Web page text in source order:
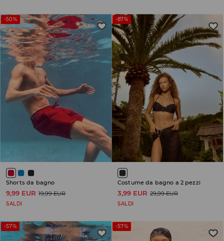
-50%
Shorts da bagno
9,99 EUR 19,99 EUR
SALDI
-87%
Costume da bagno a 2 pezzi
3,99 EUR 29,99 EUR
SALDI
-57% -57%